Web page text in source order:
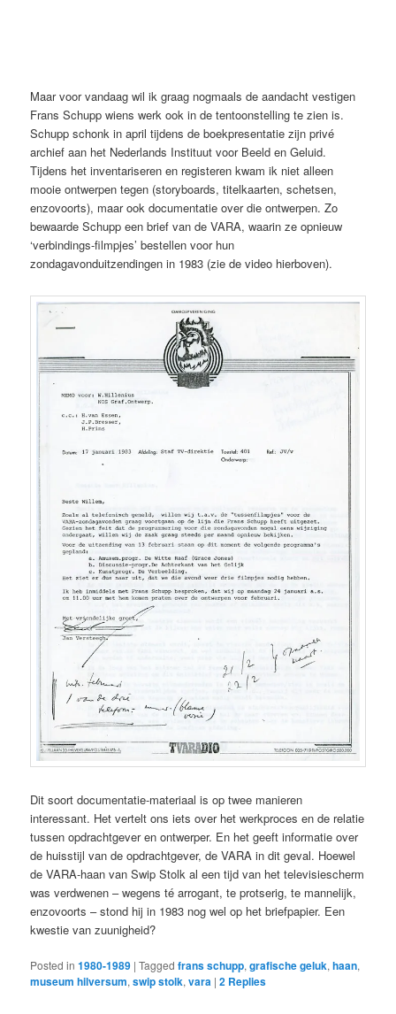
Maar voor vandaag wil ik graag nogmaals de aandacht vestigen
Frans Schupp wiens werk ook in de tentoonstelling te zien is.
Schupp schonk in april tijdens de boekpresentatie zijn privé
archief aan het Nederlands Instituut voor Beeld en Geluid.
Tijdens het inventariseren en registeren kwam ik niet alleen
mooie ontwerpen tegen (storyboards, titelkaarten, schetsen,
enzovoorts), maar ook documentatie over die ontwerpen. Zo
bewaarde Schupp een brief van de VARA, waarin ze opnieuw
‘verbindings-filmpjes’ bestellen voor hun
zondagavonduitzendingen in 1983 (zie de video hierboven).
Dit soort documentatie-materiaal is op twee manieren
interessant. Het vertelt ons iets over het werkproces en de relatie
tussen opdrachtgever en ontwerper. En het geeft informatie over
de huisstijl van de opdrachtgever, de VARA in dit geval. Hoewel
de VARA-haan van Swip Stolk al een tijd van het televisiescherm
was verdwenen – wegens té arrogant, te protserig, te mannelijk,
enzovoorts – stond hij in 1983 nog wel op het briefpapier. Een
kwestie van zuunigheid?
Posted in 1980-1989 |Tagged frans schupp,grafische geluk,haan,
museum hilversum,swip stolk,vara |2 Replies